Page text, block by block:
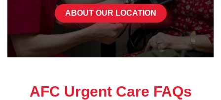
ABOUT OUR LOCATION
AFC Urgent Care FAQs